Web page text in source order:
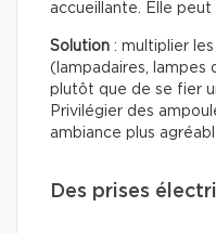
accueillante. Elle peut
Solution : multiplier
(lampadaires, lampes
plutôt que de se fier
Privilégier des
ambiance plus
Des prises